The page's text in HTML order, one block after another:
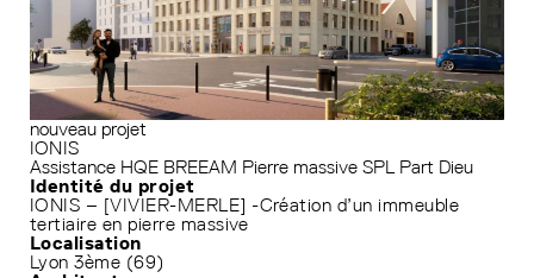
nouveau projet
IONIS
Assistance HQE BREEAM Pierre massive SPL Part Dieu
Identité du projet
IONIS – [VIVIER-MERLE] -Création d’un immeuble
tertiaire en pierre massive
Localisation
Lyon 3ème (69)